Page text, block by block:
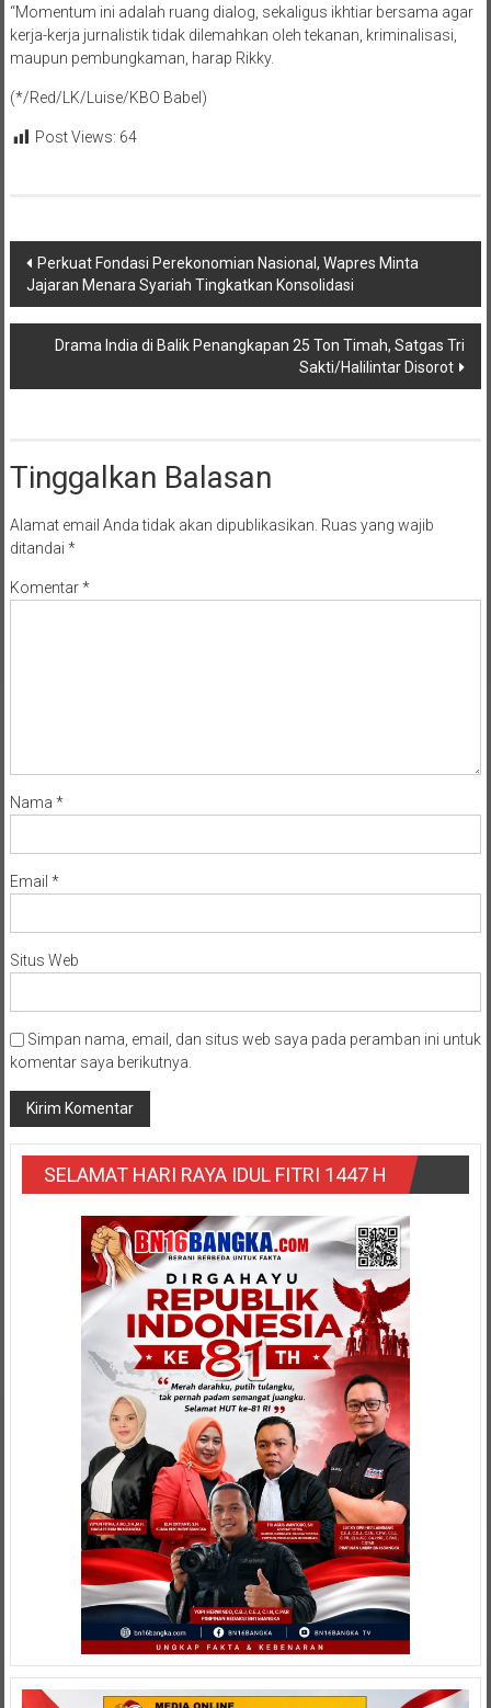
“Momentum ini adalah ruang dialog, sekaligus ikhtiar bersama agar
kerja-kerja jurnalistik tidak dilemahkan oleh tekanan, kriminalisasi,
maupun pembungkaman, harap Rikky.
(*/Red/LK/Luise/KBO Babel)
Post Views: 64
Navigasi
pos
Perkuat Fondasi Perekonomian Nasional, Wapres Minta
Jajaran Menara Syariah Tingkatkan Konsolidasi
Drama India di Balik Penangkapan 25 Ton Timah, Satgas Tri
Sakti/Halilintar Disorot
Tinggalkan Balasan
Alamat email Anda tidak akan dipublikasikan. Ruas yang wajib
ditandai *
Komentar*
Nama *
Email *
Situs Web
Simpan nama, email, dan situs web saya pada peramban ini untuk
komentar saya berikutnya.
SELAMAT HARI RAYA IDUL FITRI 1447 H